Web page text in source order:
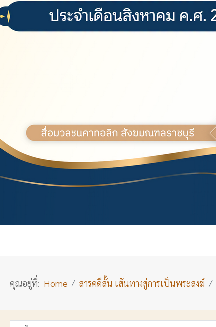
คุณอยู่ที่: Home สารคดีสั้น เส้นทางสู่การเป็นพระสงฆ์